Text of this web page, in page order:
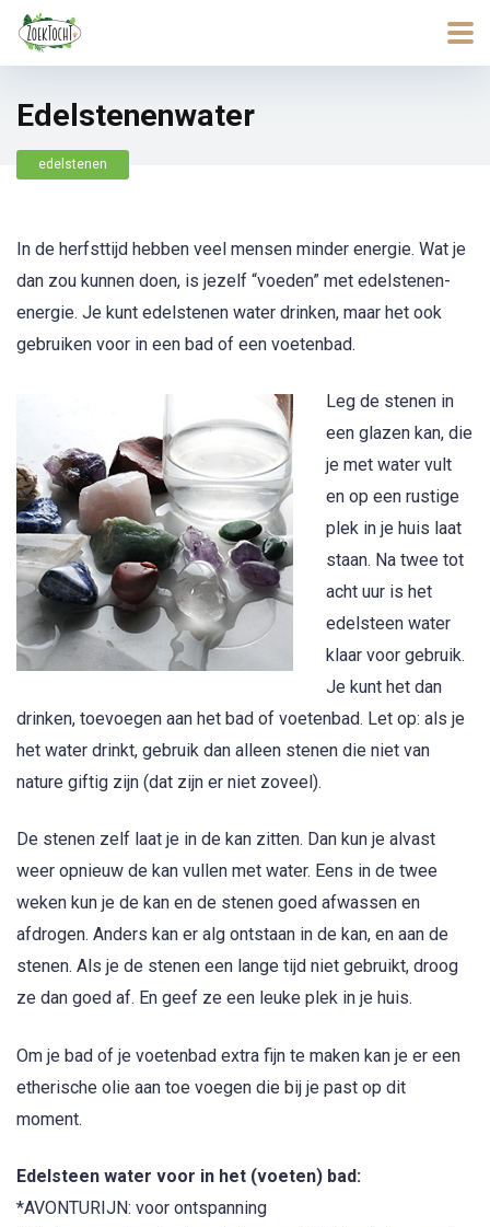
Edelstenenwater
edelstenen
In de herfsttijd hebben veel mensen minder energie. Wat je
dan zou kunnen doen, is jezelf “voeden” met edelstenen-
energie. Je kunt edelstenen water drinken, maar het ook
gebruiken voor in een bad of een voetenbad.
Leg de stenen in
een glazen kan, die
je met water vult
en op een rustige
plek in je huis laat
staan. Na twee tot
acht uur is het
edelsteen water
klaar voor gebruik.
Je kunt het dan
drinken, toevoegen aan het bad of voetenbad. Let op: als je
het water drinkt, gebruik dan alleen stenen die niet van
nature giftig zijn (dat zijn er niet zoveel).
De stenen zelf laat je in de kan zitten. Dan kun je alvast
weer opnieuw de kan vullen met water. Eens in de twee
weken kun je de kan en de stenen goed afwassen en
afdrogen. Anders kan er alg ontstaan in de kan, en aan de
stenen. Als je de stenen een lange tijd niet gebruikt, droog
ze dan goed af. En geef ze een leuke plek in je huis.
Om je bad of je voetenbad extra fijn te maken kan je er een
etherische olie aan toe voegen die bij je past op dit
moment.
Edelsteen water voor in het (voeten) bad:
*AVONTURIJN: voor ontspanning